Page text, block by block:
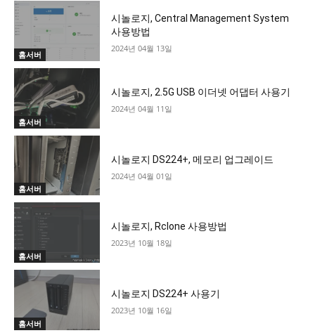
홈서버
시놀로지, Central Management System
사용방법
2024년 04월 13일
홈서버
시놀로지, 2.5G USB 이더넷 어댑터 사용기
2024년 04월 11일
홈서버
시놀로지 DS224+, 메모리 업그레이드
2024년 04월 01일
홈서버
시놀로지, Rclone 사용방법
2023년 10월 18일
홈서버
시놀로지 DS224+ 사용기
2023년 10월 16일